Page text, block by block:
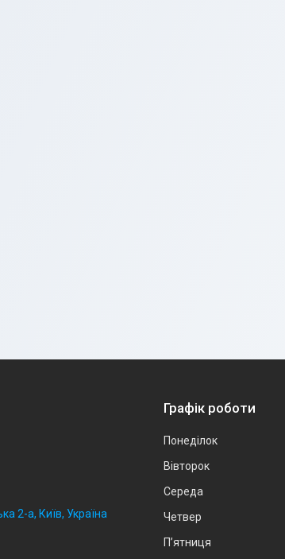
2-а, Київ, Україна
Графік роботи
Понеділок
Вівторок
Середа
Четвер
Пʼятниця